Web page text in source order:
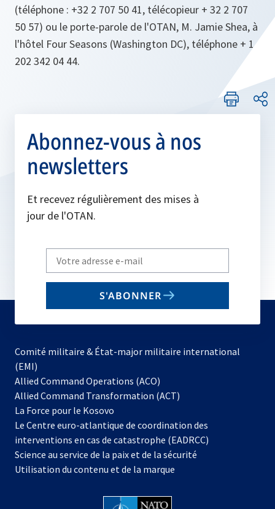
(téléphone : +32 2 707 50 41, télécopieur + 32 2 707
50 57) ou le porte-parole de l'OTAN, M. Jamie Shea, à
l'hôtel Four Seasons (Washington DC), téléphone + 1
202 342 04 44.
Abonnez-vous à nos
newsletters
Et recevez régulièrement des mises à
jour de l'OTAN.
Write
your
email
S'ABONNER
Comité militaire & État-major militaire international
(EMI)
Allied Command Operations (ACO)
dans
nouvel
onglet
Allied Command Transformation (ACT)
La Force pour le Kosovo
dans
un
nouvel
onglet
Le Centre euro-atlantique de coordination des
interventions en cas de catastrophe (EADRCC)
Science au service de la paix et de la sécurité
Utilisation du contenu et de la marque